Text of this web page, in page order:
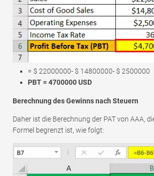
= $ 22000000- $ 14800000- $ 2500000
PBT = 4700000 USD
Berechnung des Gewinns nach Steuern
Daher ist die Berechnung der PAT von AAA,
Formel begrenzt ist, wie folgt: